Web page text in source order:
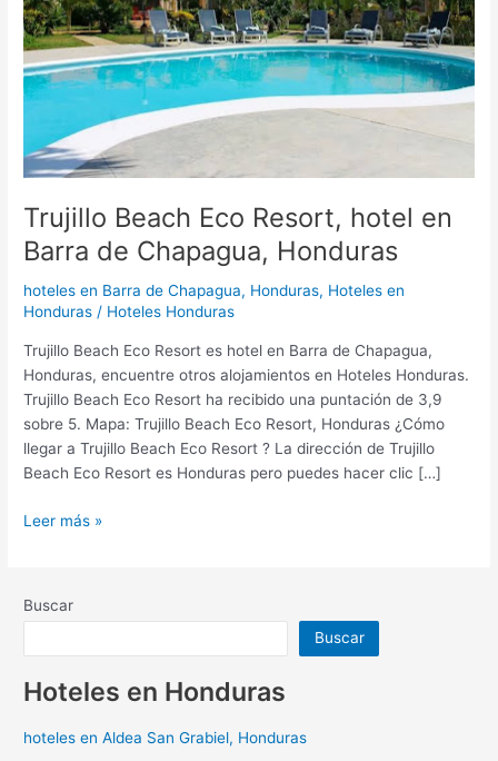
Trujillo Beach Eco Resort, hotel en
Barra de Chapagua, Honduras
hoteles en Barra de Chapagua, Honduras, Hoteles en
Honduras / Hoteles Honduras
Trujillo Beach Eco Resort es hotel en Barra de Chapagua,
Honduras, encuentre otros alojamientos en Hoteles Honduras.
Trujillo Beach Eco Resort ha recibido una puntación de 3,9
sobre 5. Mapa: Trujillo Beach Eco Resort, Honduras ¿Cómo
llegar a Trujillo Beach Eco Resort ? La dirección de Trujillo
Beach Eco Resort es Honduras pero puedes hacer clic […]
en
Barra
de
Chapagua,
Leer más »
Buscar
Buscar
Hoteles en Honduras
hoteles en Aldea San Grabiel, Honduras